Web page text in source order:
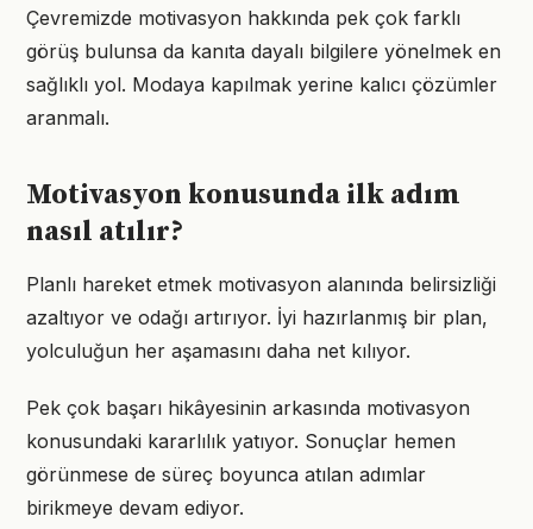
Çevremizde motivasyon hakkında pek çok farklı
görüş bulunsa da kanıta dayalı bilgilere yönelmek en
sağlıklı yol. Modaya kapılmak yerine kalıcı çözümler
aranmalı.
Motivasyon konusunda ilk adım
nasıl atılır?
Planlı hareket etmek motivasyon alanında belirsizliği
azaltıyor ve odağı artırıyor. İyi hazırlanmış bir plan,
yolculuğun her aşamasını daha net kılıyor.
Pek çok başarı hikâyesinin arkasında motivasyon
konusundaki kararlılık yatıyor. Sonuçlar hemen
görünmese de süreç boyunca atılan adımlar
birikmeye devam ediyor.